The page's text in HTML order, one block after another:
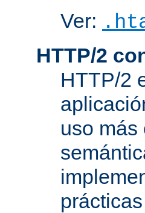
Ver:
HTTP/2
HTTP/2
uso más